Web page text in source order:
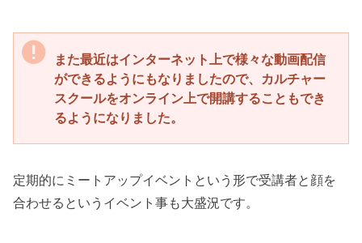
また最近はインターネット上で様々な動画配信
ができるようにもなりましたので、カルチャー
スクールをオンライン上で開講することもでき
るようになりました。
定期的にミートアップイベントという形で受講者と顔を
合わせるというイベント事も大盛況です。